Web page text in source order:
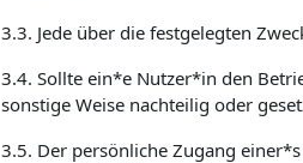
3.3. Jede über die festgelegten
3.4. Sollte ein*e Nutzer*in den
sonstige Weise nachteilig oder
3.5. Der persönliche Zugang